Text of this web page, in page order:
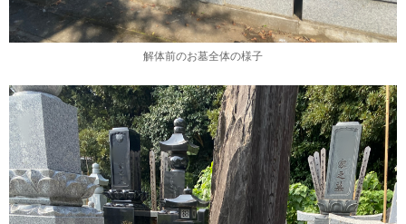
解体前のお墓全体の様子